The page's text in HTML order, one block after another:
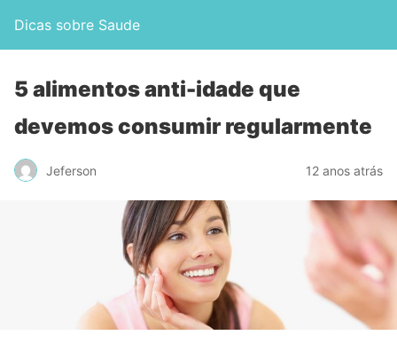
Dicas sobre Saude
5 alimentos anti-idade que
devemos consumir regularmente
Jeferson 12 anos atrás